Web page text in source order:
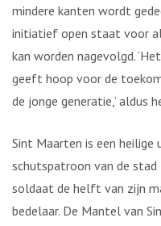
mindere kanten wordt
initiatief open staat voor
kan worden nagevolgd.
geeft hoop voor de
de jonge generatie,’ aldus
Sint Maarten is een heilige
schutspatroon van de
soldaat de helft van zijn
bedelaar. De Mantel van